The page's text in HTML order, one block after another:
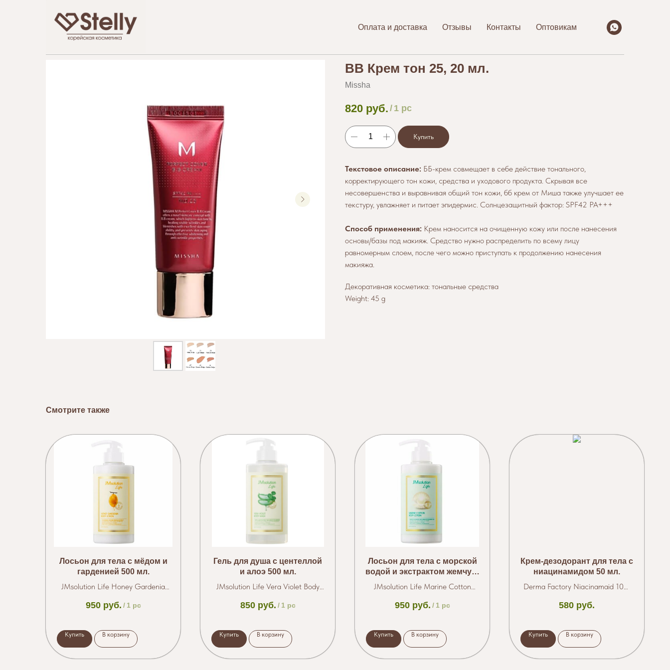
Оплата и доставка Отзывы Контакты Оптовикам
BB Крем тон 25, 20 мл.
Missha
820 руб. / 1 pc
Купить
Текстовое описание: ББ-крем совмещает в себе действие тонального,
корректирующего тон кожи, средства и уходового продукта. Скрывая все
несовершенства и выравнивая общий тон кожи, бб крем от Миша также улучшает ее
текстуру, увлажняет и питает эпидермис. Солнцезащитный фактор: SPF42 PA+++
Способ применения: Крем наносится на очищенную кожу или после нанесения
основы/базы под макияж. Средство нужно распределить по всему лицу
равномерным слоем, после чего можно приступать к продолжению нанесения
макияжа.
Декоративная косметика: тональные средства
Weight: 45 g
Смотрите также
Лосьон для тела с мёдом и
гарденией 500 мл.
JMsolution Life Honey Gardenia
950 руб. / 1 pc
Купить В корзину
Гель для душа с центеллой
и алоэ 500 мл.
JMsolution Life Vera Violet Body
850 руб. / 1 pc
Купить В корзину
Лосьон для тела с морской
водой и экстрактом жемчуга
500 мл.
JMsolution Life Marine Cotton
950 руб. / 1 pc
Купить В корзину
Крем-дезодорант для тела с
ниацинамидом 50 мл.
Derma Factory Niacinamaid 10%
580 руб.
Купить В корзину